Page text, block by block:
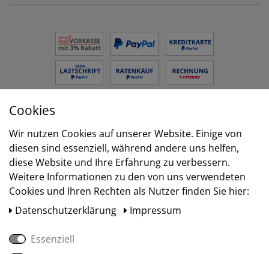
Versand
Cookies
Wir nutzen Cookies auf unserer Website. Einige von
diesen sind essenziell, während andere uns helfen,
diese Website und Ihre Erfahrung zu verbessern.
Weitere Informationen zu den von uns verwendeten
Cookies und Ihren Rechten als Nutzer finden Sie hier:
Daten­schutz­erklärung
Impressum
Essenziell